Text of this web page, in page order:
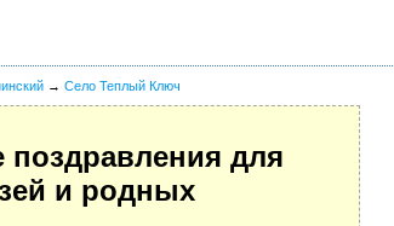
→ Село Теплый Ключ
поздравления для
и родных